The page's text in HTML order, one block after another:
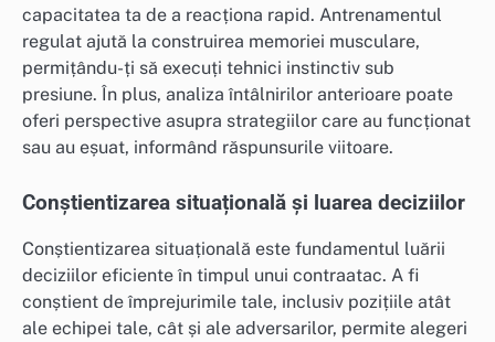
capacitatea ta de a reacționa rapid. Antrenamentul
regulat ajută la construirea memoriei musculare,
permițându-ți să execuți tehnici instinctiv sub
presiune. În plus, analiza întâlnirilor anterioare poate
oferi perspective asupra strategiilor care au funcționat
sau au eșuat, informând răspunsurile viitoare.
Conștientizarea situațională și luarea deciziilor
Conștientizarea situațională este fundamentul luării
deciziilor eficiente în timpul unui contraatac. A fi
conștient de împrejurimile tale, inclusiv pozițiile atât
ale echipei tale, cât și ale adversarilor, permite alegeri